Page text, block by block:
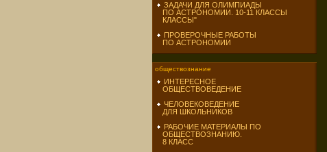
ЗАДАЧИ ДЛЯ ОЛИМПИАДЫ
ПО АСТРОНОМИИ. 10-11 КЛАССЫ
КЛАССЫ"
ПРОВЕРОЧНЫЕ РАБОТЫ
ПО АСТРОНОМИИ
обществознание
ИНТЕРЕСНОЕ
ОБЩЕСТВОВЕДЕНИЕ
ЧЕЛОВЕКОВЕДЕНИЕ
ДЛЯ ШКОЛЬНИКОВ
РАБОЧИЕ МАТЕРИАЛЫ ПО
ОБЩЕСТВОЗНАНИЮ.
8 КЛАСС